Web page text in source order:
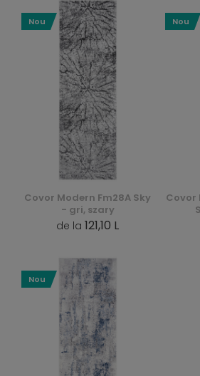
Covor Modern Fm28A Sky
- gri, szary
de la 121,10 L
Nou
Covor
Nou
Nou